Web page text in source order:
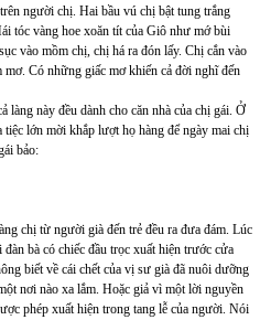
người chị. Hai bầu vú chị bật tung trắng
tóc vàng hoe xoăn tít của Giô như mớ bùi
vào mồm chị, chị há ra đón lấy. Chị cắn vào
Có những giấc mơ khiến cả đời nghĩ đến
làng này đều dành cho căn nhà của chị gái. Ở
lớn mời khắp lượt họ hàng để ngày mai chị
bảo:
chị từ người già đến trẻ đều ra đưa đám. Lúc
bà có chiếc đầu trọc xuất hiện trước cửa
biết về cái chết của vị sư già đã nuôi dưỡng
nơi nào xa lắm. Hoặc giả vì một lời nguyền
phép xuất hiện trong tang lễ của người. Nói